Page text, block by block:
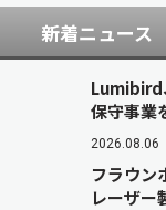
新着ニュース
Lumibird
保守事業
2026.08.06
フラウン
レーザー